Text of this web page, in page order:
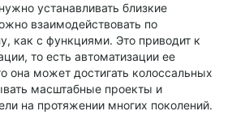
устанавливать близкие
взаимодействовать по
как с функциями. Это приводит к
то есть автоматизации ее
она может достигать колоссальных
масштабные проекты и
на протяжении многих поколений.